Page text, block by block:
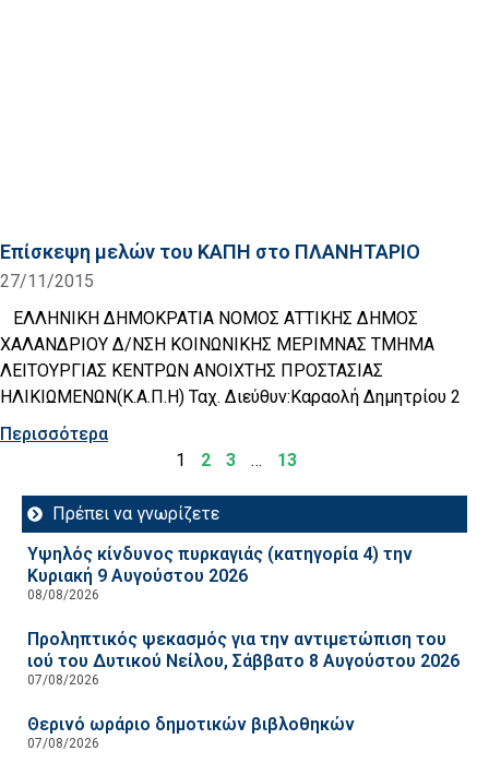
Eπίσκεψη μελών του ΚΑΠΗ στο ΠΛΑΝΗΤΑΡΙΟ
27/11/2015
ΕΛΛΗΝΙΚΗ ΔΗΜΟΚΡΑΤΙΑ ΝΟΜΟΣ ΑΤΤΙΚΗΣ ΔΗΜΟΣ
ΧΑΛΑΝΔΡΙΟΥ Δ/ΝΣΗ ΚΟΙΝΩΝΙΚΗΣ ΜΕΡΙΜΝΑΣ ΤΜΗΜΑ
ΛΕΙΤΟΥΡΓΙΑΣ ΚΕΝΤΡΩΝ ΑΝΟΙΧΤΗΣ ΠΡΟΣΤΑΣΙΑΣ
ΗΛΙΚΙΩΜΕΝΩΝ(Κ.Α.Π.Η) Ταχ. Διεύθυν:Καραολή Δημητρίου 2
Περισσότερα
1
2 3 … 13
Πρέπει να γνωρίζετε
Υψηλός κίνδυνος πυρκαγιάς (κατηγορία 4) την
Κυριακή 9 Αυγούστου 2026
08/08/2026
Προληπτικός ψεκασμός για την αντιμετώπιση του
ιού του Δυτικού Νείλου, Σάββατο 8 Αυγούστου 2026
07/08/2026
Θερινό ωράριο δημοτικών βιβλοθηκών
07/08/2026